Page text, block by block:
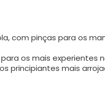
com pinças para os
os mais experientes
principiantes mais